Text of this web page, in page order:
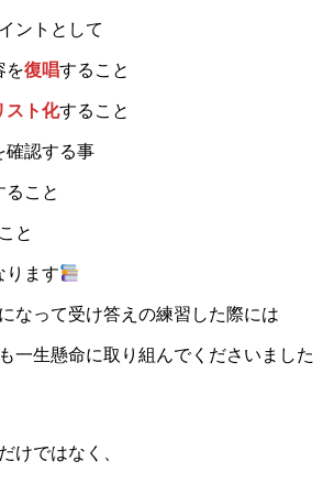
ントとして
を復唱すること
スト化すること
確認する事
ること
と
ります
なって受け答えの練習した際には
一生懸命に取り組んでくださいました
けではなく、